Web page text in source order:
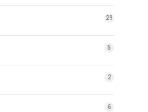
29
5
2
6